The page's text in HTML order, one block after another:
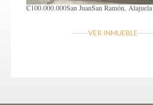
₡100.000.000San JuanSan Ramón, Alajuela
VER INMUEBLE